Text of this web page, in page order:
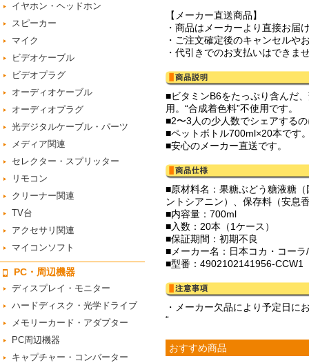
イヤホン・ヘッドホン
スピーカー
マイク
ビデオケーブル
ビデオプラグ
オーディオケーブル
オーディオプラグ
光デジタルケーブル・パーツ
メディア関連
セレクター・スプリッター
リモコン
クリーナー関連
TV台
アクセサリ関連
マイコンソフト
PC・周辺機器
ディスプレイ・モニター
ハードディスク・光学ドライブ
メモリーカード・アダプター
PC周辺機器
キャプチャー・コンバーター
【メーカー直送商品】
・商品はメーカーより直接お届
・ご注文確定後のキャンセルや
・代引きでのお支払いはできま
■ビタミンB6をたっぷり含んだ
用。“合成着色料”不使用です。
■2〜3人の少人数でシェアする
■ペットボトル700ml×20本です
■安心のメーカー直送です。
■原材料名：果糖ぶどう糖液糖
ントシアニン）、保存料（安息
■内容量：700ml
■入数：20本（1ケース）
■保証期間：初期不良
■メーカー名：日本コカ・コー
■型番：4902102141956-CCW1
・メーカー欠品により予定日に
“
おすすめ商品